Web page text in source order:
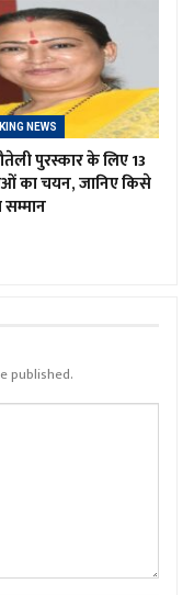
NEWS
पुरस्कार के लिए 13
का चयन, जानिए किसे
सम्मान
published.